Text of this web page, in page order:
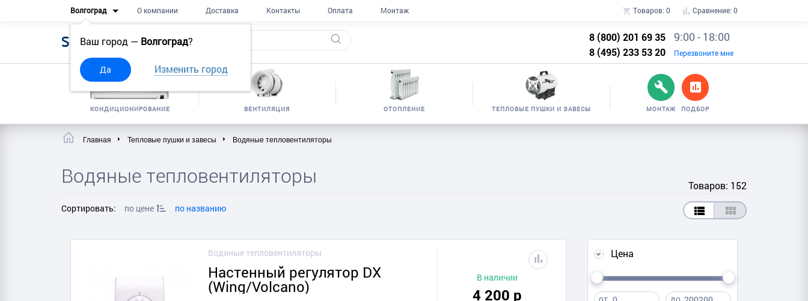
Волгоград
Ваш город — Волгоград?
Да Изменить город
О компании Доставка Контакты Оплата Монтаж Товаров: 0 Сравнение: 0
SellFrost
8 (800) 201 69 35
8 (495) 233 53 20
9:00 - 18:00
Перезвоните мне
КОНДИЦИОНИРОВАНИЕ ВЕНТИЛЯЦИЯ ОТОПЛЕНИЕ ТЕПЛОВЫЕ ПУШКИ И ЗАВЕСЫ МОНТАЖ ПОДБОР
Главная Тепловые пушки и завесы Водяные тепловентиляторы
Водяные тепловентиляторы Товаров: 152
Сортировать: по цене по названию
Водяные тепловентиляторы
Настенный регулятор DX
(Wing/Volcano) В наличии
4 200 р
Цена